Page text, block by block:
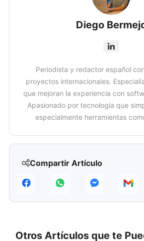
Compartir Artículo
Diego
Periodista y redactor español
proyectos internacionales.
que mejoran la experiencia con
Apasionado por tecnología que
especialmente herramientas
Otros Artículos que te